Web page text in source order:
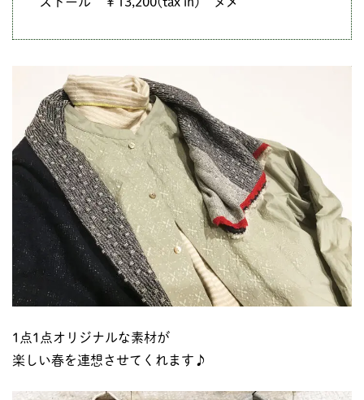
1点1点オリジナルな素材が
楽しい春を連想させてくれます♪